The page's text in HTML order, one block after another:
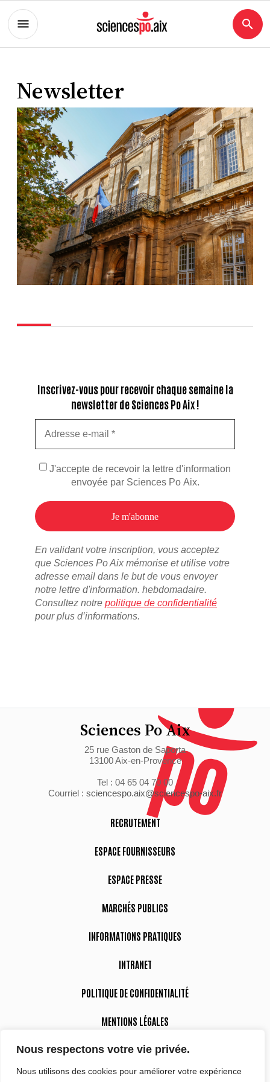
Nous respectons votre vie privée.
Nous utilisons des cookies pour améliorer votre expérience
Newsletter
Inscrivez-vous pour recevoir chaque semaine la
newsletter de Sciences Po Aix !
J'accepte de recevoir la lettre d'information
envoyée par Sciences Po Aix.
En validant votre inscription, vous acceptez
que Sciences Po Aix mémorise et utilise votre
adresse email dans le but de vous envoyer
notre lettre d'information. hebdomadaire.
Consultez notre politique de confidentialité
pour plus d’informations.
Sciences Po Aix
25 rue Gaston de Saporta
13100 Aix-en-Provence
Tel : 04 65 04 70 00
Courriel : sciencespo.aix@sciencespo-aix.fr
RECRUTEMENT
ESPACE FOURNISSEURS
ESPACE PRESSE
MARCHÉS PUBLICS
INFORMATIONS PRATIQUES
INTRANET
POLITIQUE DE CONFIDENTIALITÉ
MENTIONS LÉGALES
DÉCLARATION D’ACCESSIBILITÉ